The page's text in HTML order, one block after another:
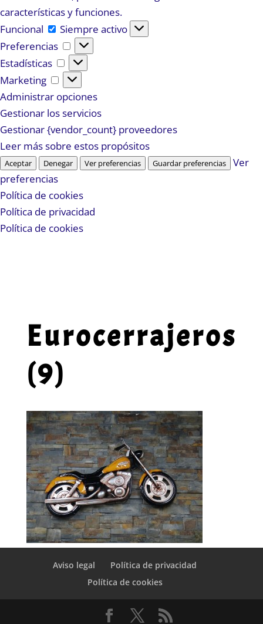
características y funciones.
Funcional
Funcional
Siempre activo
Preferencias
Preferencias
Estadísticas
Estadísticas
Marketing
Marketing
Administrar opciones
Gestionar los servicios
Gestionar {vendor_count} proveedores
Leer más sobre estos propósitos
Aceptar Denegar Ver preferencias Guardar preferencias
Ver
preferencias
Política de cookies
Política de privacidad
Política de cookies
Eurocerrajeros
(9)
Aviso legal
Política de privacidad
Política de cookies